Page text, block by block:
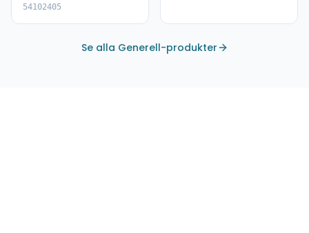
54102405
Se alla Generell-produkter